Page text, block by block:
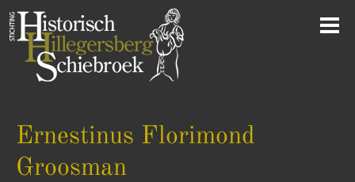
Ernestinus Florimond
Groosman